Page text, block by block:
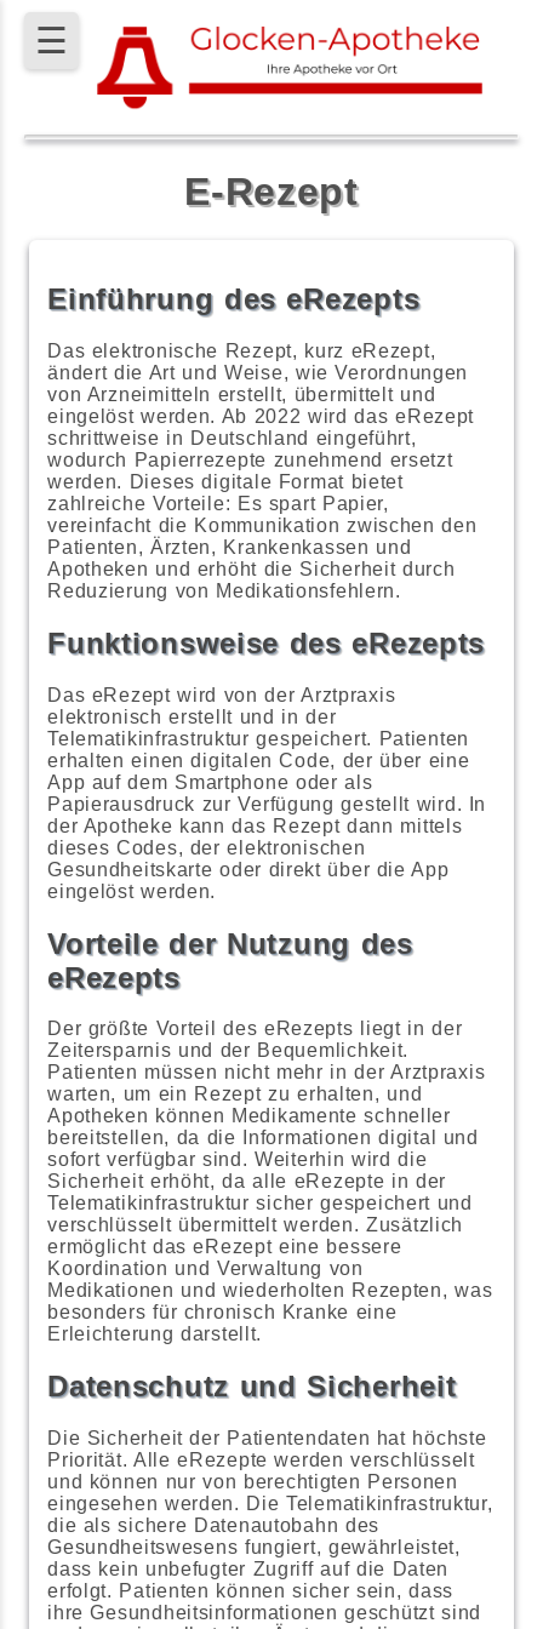
☰
E-Rezept
Einführung des eRezepts
Das elektronische Rezept, kurz eRezept,
ändert die Art und Weise, wie Verordnungen
von Arzneimitteln erstellt, übermittelt und
eingelöst werden. Ab 2022 wird das eRezept
schrittweise in Deutschland eingeführt,
wodurch Papierrezepte zunehmend ersetzt
werden. Dieses digitale Format bietet
zahlreiche Vorteile: Es spart Papier,
vereinfacht die Kommunikation zwischen den
Patienten, Ärzten, Krankenkassen und
Apotheken und erhöht die Sicherheit durch
Reduzierung von Medikationsfehlern.
Funktionsweise des eRezepts
Das eRezept wird von der Arztpraxis
elektronisch erstellt und in der
Telematikinfrastruktur gespeichert. Patienten
erhalten einen digitalen Code, der über eine
App auf dem Smartphone oder als
Papierausdruck zur Verfügung gestellt wird. In
der Apotheke kann das Rezept dann mittels
dieses Codes, der elektronischen
Gesundheitskarte oder direkt über die App
eingelöst werden.
Vorteile der Nutzung des
eRezepts
Der größte Vorteil des eRezepts liegt in der
Zeitersparnis und der Bequemlichkeit.
Patienten müssen nicht mehr in der Arztpraxis
warten, um ein Rezept zu erhalten, und
Apotheken können Medikamente schneller
bereitstellen, da die Informationen digital und
sofort verfügbar sind. Weiterhin wird die
Sicherheit erhöht, da alle eRezepte in der
Telematikinfrastruktur sicher gespeichert und
verschlüsselt übermittelt werden. Zusätzlich
ermöglicht das eRezept eine bessere
Koordination und Verwaltung von
Medikationen und wiederholten Rezepten, was
besonders für chronisch Kranke eine
Erleichterung darstellt.
Datenschutz und Sicherheit
Die Sicherheit der Patientendaten hat höchste
Priorität. Alle eRezepte werden verschlüsselt
und können nur von berechtigten Personen
eingesehen werden. Die Telematikinfrastruktur,
die als sichere Datenautobahn des
Gesundheitswesens fungiert, gewährleistet,
dass kein unbefugter Zugriff auf die Daten
erfolgt. Patienten können sicher sein, dass
ihre Gesundheitsinformationen geschützt sind